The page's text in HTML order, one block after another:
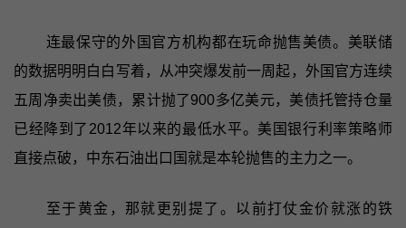
连最保守的外国官方机构都在玩命抛售美债。美联储
的数据明明白白写着，从冲突爆发前一周起，外国官方连续
五周净卖出美债，累计抛了900多亿美元，美债托管持仓量
已经降到了2012年以来的最低水平。美国银行利率策略师
直接点破，中东石油出口国就是本轮抛售的主力之一。
至于黄金，那就更别提了。以前打仗金价就涨的铁